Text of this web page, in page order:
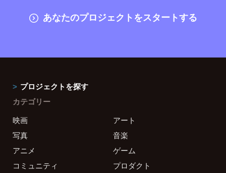
あなたのプロジェクトをスタートする
プロジェクトを探す
カテゴリー
映画
アート
写真
音楽
アニメ
ゲーム
コミュニティ
プロダクト